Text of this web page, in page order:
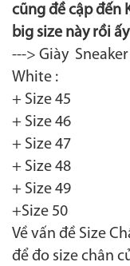
cũng đề cập đến
big size này rồi ấy
---> Giày
White :
+ Size 45
+ Size 46
+ Size 47
+ Size 48
+ Size 49
+Size 50
Về vấn đề Size
để đo size chân